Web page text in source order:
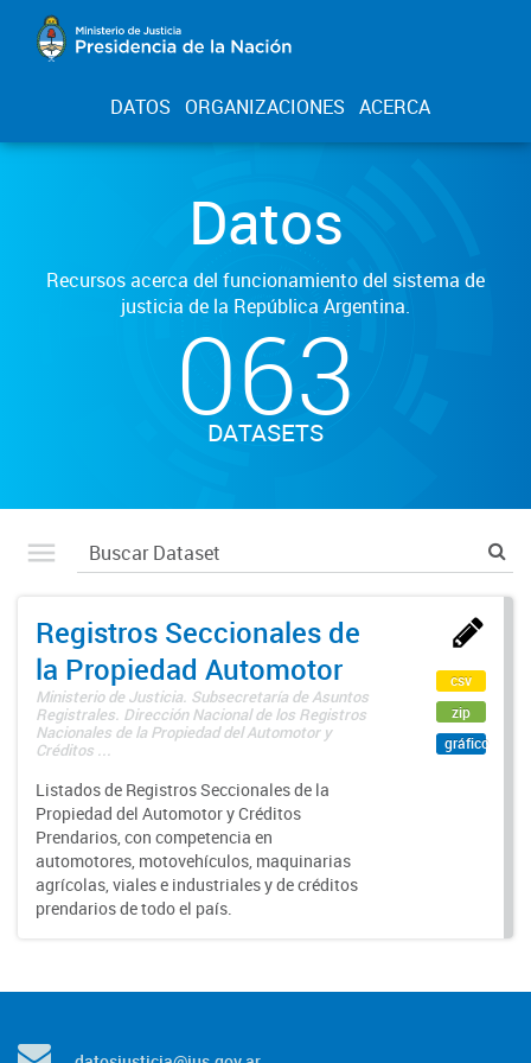
DATOS ORGANIZACIONES ACERCA
Datos
Recursos acerca del funcionamiento del sistema de
justicia de la República Argentina.
063
DATASETS
Registros Seccionales de
la Propiedad Automotor
Ministerio de Justicia. Subsecretaría de Asuntos
Registrales. Dirección Nacional de los Registros
Nacionales de la Propiedad del Automotor y
Créditos ...
Listados de Registros Seccionales de la
Propiedad del Automotor y Créditos
Prendarios, con competencia en
automotores, motovehículos, maquinarias
agrícolas, viales e industriales y de créditos
prendarios de todo el país.
csv
zip
gráfico